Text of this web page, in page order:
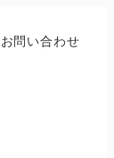
お問い合わせ